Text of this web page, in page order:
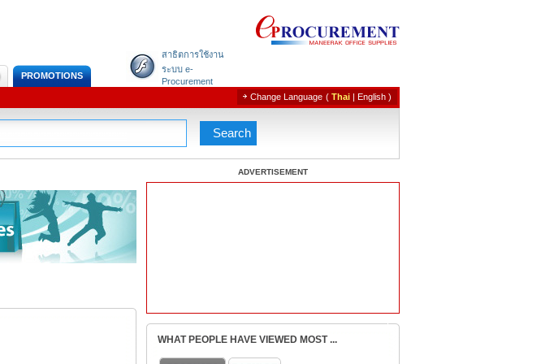
สาธิตการใช้งาน
ระบบ e-
Procurement
PROMOTIONS
Change Language ( Thai| English)
ADVERTISEMENT
WHAT PEOPLE HAVE VIEWED MOST ...